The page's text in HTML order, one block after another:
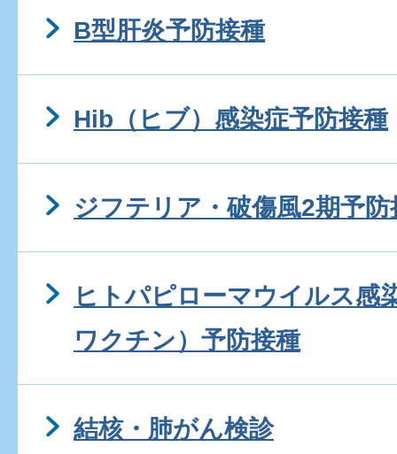
B型肝炎予防接種
Hib（ヒブ）感染症予防接種
ジフテリア・破傷風2期予防
ヒトパピローマウイルス感
ワクチン）予防接種
結核・肺がん検診